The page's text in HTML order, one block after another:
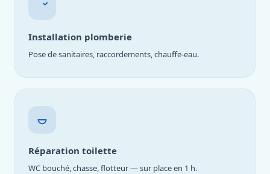
Installation plomberie
Pose de sanitaires, raccordements, chauffe-eau.
Réparation toilette
WC bouché, chasse, flotteur — sur place en 1 h.